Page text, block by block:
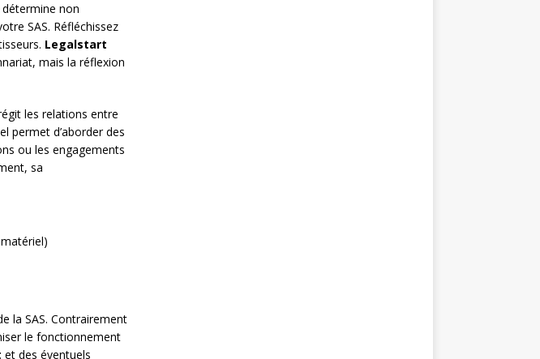
non
SAS. Réfléchissez
Legalstart
mais la réflexion
les relations entre
permet d’aborder des
ou les engagements
sa
la SAS. Contrairement
le fonctionnement
et des éventuels